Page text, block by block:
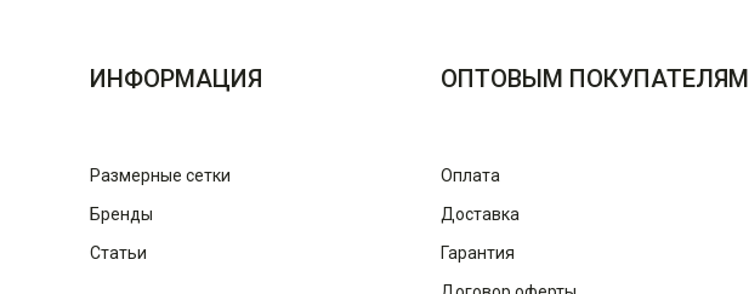
ИНФОРМАЦИЯ
Размерные сетки
Бренды
Статьи
ОПТОВЫМ ПОКУПАТЕЛЯМ
Оплата
Доставка
Гарантия